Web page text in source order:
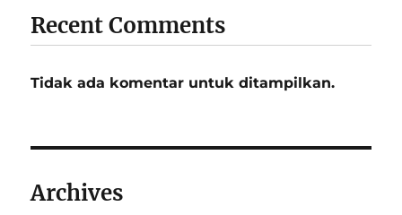
Recent Comments
Tidak ada komentar untuk ditampilkan.
Archives